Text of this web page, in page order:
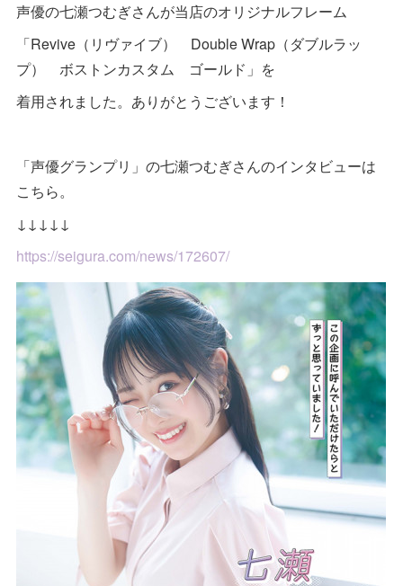
声優の七瀬つむぎさんが当店のオリジナルフレーム
「Revive（リヴァイブ） Double Wrap（ダブルラッ
プ） ボストンカスタム ゴールド」を
着用されました。ありがとうございます！
「声優グランプリ」の七瀬つむぎさんのインタビューは
こちら。
↓↓↓↓↓
https://seigura.com/news/172607/